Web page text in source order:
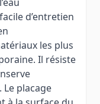
d’entretien
les plus
Il résiste
Le placage